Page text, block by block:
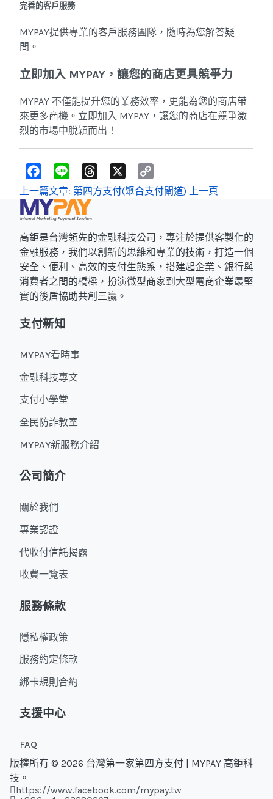
完善的客戶服務
MYPAY提供專業的客戶服務團隊，隨時為您解答疑
問。
立即加入 MYPAY，讓您的商店更具競爭力
MYPAY 不僅能提升您的業務效率，更能為您的商店帶
來更多商機。立即加入 MYPAY，讓您的商店在競爭激
烈的市場中脫穎而出！
c
e
b
o
k
n
e
r
e
p
y
k
上一篇文章: 第四方支付(聚合支付閘道) 上一頁
高鉅是台灣領先的金融科技公司，專注於提供客製化的
金融服務，我們以創新的思維和專業的技術，打造一個
安全、便利、高效的支付生態系，搭建起企業、銀行與
消費者之間的橋樑，扮演微型商家到大型電商企業最堅
實的後盾協助共創三贏。
支付新知
MYPAY看時事
金融科技專文
支付小學堂
全民防詐教室
MYPAY新服務介紹
公司簡介
關於我們
專業認證
代收付信託揭露
收費一覽表
服務條款
隱私權政策
服務約定條款
綁卡規則合約
支援中心
FAQ
版權所有 © 2026 台灣第一家第四方支付 | MYPAY 高鉅科
技。
https://www.facebook.com/mypay.tw